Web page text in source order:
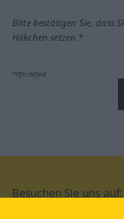
Bitte bestätigen Sie, dass
Häkchen setzen.*
*Pflichtfeld
Besuchen Sie uns auf: